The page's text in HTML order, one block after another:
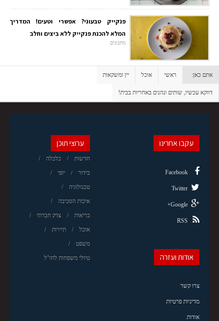
פנקייק טבעוני? אפשרי וטעים! המדריך
המלא להכנת פנקייק ללא ביצים וחלב
מתכונים
אתם כאן: ראשי אוכל יין ומשקאות
דווקא עכשיו, שותים ונהנים באחריות בבית!
ערוצי תוכן
חדשות כלכלה
בידור יופי
טכנולוגיה
איכות הסביבה
בריאות צדק חברתי
אוכל תיירות
משפט
טיולי משפחות לחו"ל
עקבו אחרינו
Facebook
Twitter
Google+
RSS
אודות ועזרה
צרו קשר
מדיניות פרטיות
אודות